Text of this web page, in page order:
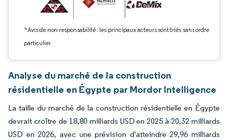
*Avis de non-responsabilité : les principaux acteurs sont triés sans ordre
particulier
Analyse du marché de la construction
résidentielle en Égypte par Mordor Intelligence
La taille du marché de la construction résidentielle en Égypte
devrait croître de 18,80 milliards USD en 2025 à 20,32 milliards
USD en 2026, avec une prévision d'atteindre 29,96 milliards